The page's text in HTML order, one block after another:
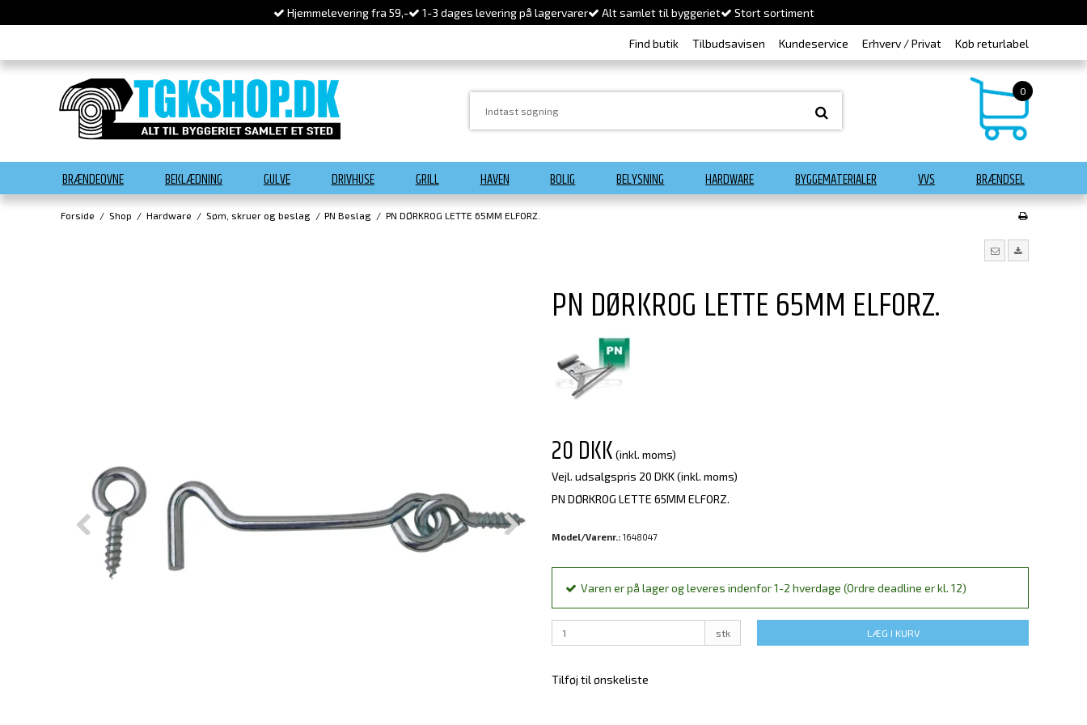
Hjemmelevering fra 59,- 1-3 dages levering på lagervarer Alt samlet til byggeriet Stort sortiment
Find butik Tilbudsavisen Kundeservice Erhverv / Privat Køb returlabel
0
BRÆNDEOVNE BEKLÆDNING GULVE DRIVHUSE GRILL HAVEN BOLIG BELYSNING HARDWARE BYGGEMATERIALER VVS BRÆNDSEL
Forside / Shop / Hardware / Søm, skruer og beslag / PN Beslag / PN DØRKROG LETTE 65MM ELFORZ.
PN DØRKROG LETTE 65MM ELFORZ.
20 DKK (inkl. moms)
Vejl. udsalgspris 20 DKK(inkl. moms)
PN DØRKROG LETTE 65MM ELFORZ.
Model/Varenr.: 1648047
Varen er på lager og leveres indenfor 1-2 hverdage (Ordre deadline er kl. 12)
stk LÆG I KURV
Tilføj til ønskeliste